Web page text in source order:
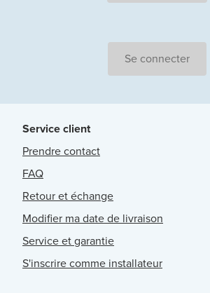
Se connecter
Service client
Prendre contact
FAQ
Retour et échange
Modifier ma date de livraison
Service et garantie
S'inscrire comme installateur